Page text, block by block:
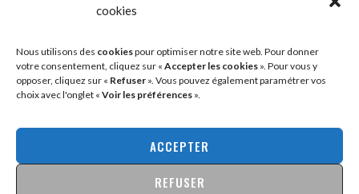
cookies
Nous utilisons des cookiespour optimiser notre site web. Pour donner
votre consentement, cliquez sur « Accepter les cookies ». Pour vous y
opposer, cliquez sur « Refuser ». Vous pouvez également paramétrer vos
choix avec l'onglet « Voir les préférences ».
ACCEPTER
REFUSER
Photos de l’Assemblée Générale du Club
Sébastien dans Cyclocross de Brochon (21)
Breniauxdans Cyclocross de Brochon (21)